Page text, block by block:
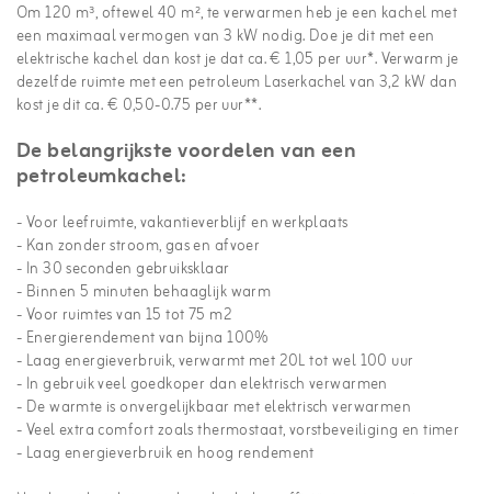
Om 120 m³, oftewel 40 m², te verwarmen heb je een kachel met
een maximaal vermogen van 3 kW nodig. Doe je dit met een
elektrische kachel dan kost je dat ca. € 1,05 per uur*. Verwarm je
dezelfde ruimte met een petroleum Laserkachel van 3,2 kW dan
kost je dit ca. € 0,50-0.75 per uur**.
De belangrijkste voordelen van een
petroleumkachel:
- Voor leefruimte, vakantieverblijf en werkplaats
- Kan zonder stroom, gas en afvoer
- In 30 seconden gebruiksklaar
- Binnen 5 minuten behaaglijk warm
- Voor ruimtes van 15 tot 75 m2
- Energierendement van bijna 100%
- Laag energieverbruik, verwarmt met 20L tot wel 100 uur
- In gebruik veel goedkoper dan elektrisch verwarmen
- De warmte is onvergelijkbaar met elektrisch verwarmen
- Veel extra comfort zoals thermostaat, vorstbeveiliging en timer
- Laag energieverbruik en hoog rendement